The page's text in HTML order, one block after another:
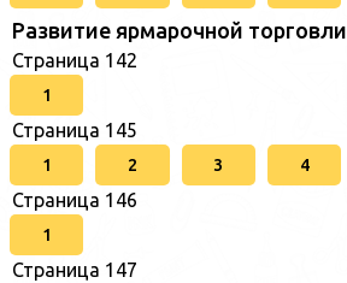
Развитие ярмарочной торговли
Страница 142
1
Страница 145
1 2 3 4
Страница 146
1
Страница 147